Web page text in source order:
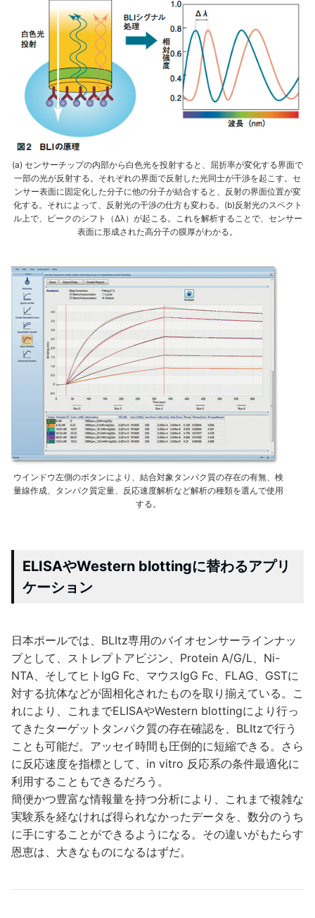
(a) センサーチップの内部から白色光を投射すると、屈折率が変化する界面で
一部の光が反射する。それぞれの界面で反射した光同士が干渉を起こす。セ
ンサー表面に固定化した分子に他の分子が結合すると、反射の界面位置が変
化する。それによって、反射光の干渉の仕方も変わる。(b)反射光のスペクト
ル上で、ピークのシフト（Δλ）が起こる。これを解析することで、センサー
表面に形成された高分子の膜厚がわかる。
ウインドウ左側のボタンにより、結合対象タンパク質の存在の有無、検
量線作成、タンパク質定量、反応速度解析など解析の種類を選んで使用
する。
ELISAやWestern blottingに替わるアプリ
ケーション
日本ポールでは、BLItz専用のバイオセンサーラインナッ
プとして、ストレプトアビジン、Protein A/G/L、Ni-
NTA、そしてヒトIgG Fc、マウスIgG Fc、FLAG、GSTに
対する抗体などが固相化されたものを取り揃えている。こ
れにより、これまでELISAやWestern blottingにより行っ
てきたターゲットタンパク質の存在確認を、BLItzで行う
ことも可能だ。アッセイ時間も圧倒的に短縮できる。さら
に反応速度を指標として、in vitro 反応系の条件最適化に
利用することもできるだろう。
簡便かつ豊富な情報量を持つ分析により、これまで複雑な
実験系を経なければ得られなかったデータを、数分のうち
に手にすることができるようになる。その違いがもたらす
恩恵は、大きなものになるはずだ。